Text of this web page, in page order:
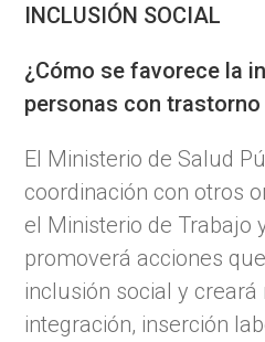
INCLUSIÓN SOCIAL
¿Cómo se favorece la
personas con trastorno
El Ministerio de Salud
coordinación con otros
el Ministerio de Trabajo
promoverá acciones
inclusión social y
integración, inserción